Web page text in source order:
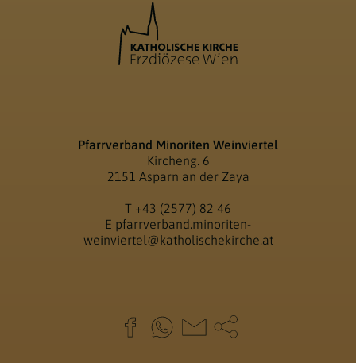
Pfarrverband Minoriten Weinviertel
Kircheng. 6
2151 Asparn an der Zaya
T +43 (2577) 82 46
E pfarrverband.minoriten-
weinviertel@katholischekirche.at